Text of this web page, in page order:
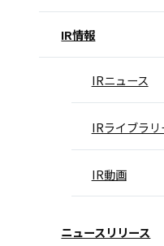
IR情報
IRニュース
IRライブラリ
IR動画
ニュースリリース